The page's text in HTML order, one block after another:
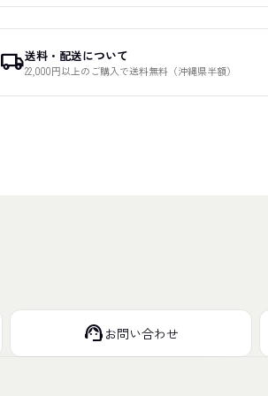
local_shipping送料・配送について
22,000円以上のご購入で送料無料（沖縄県半額）
support_agent お問い合わせ